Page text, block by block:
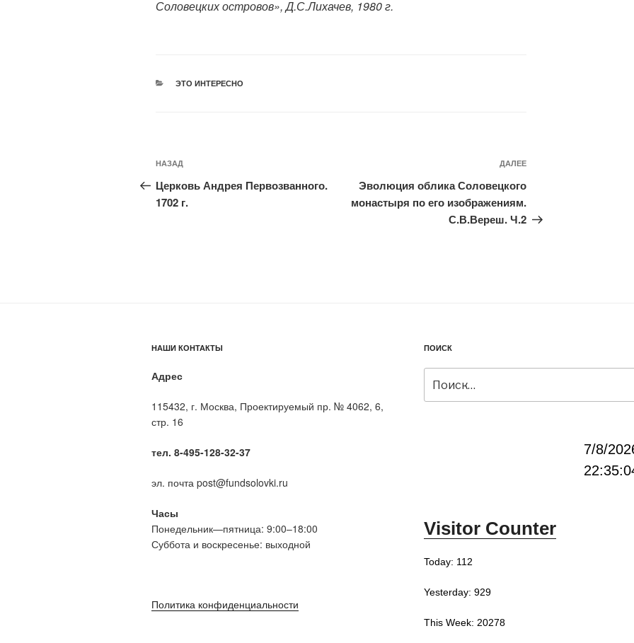
Соловецких островов», Д.С.Лихачев, 1980 г.
РУБРИКИ
ЭТО ИНТЕРЕСНО
Навигация
по
записям
Предыдущая
запись:
НАЗАД
Церковь Андрея Первозванного.
1702 г.
ДАЛЕЕ
Эволюция облика Соловецкого
монастыря по его изображениям.
С.В.Вереш. Ч.2
НАШИ КОНТАКТЫ
Адрес
115432, г. Москва, Проектируемый пр. № 4062, 6,
стр. 16
тел. 8-495-128-32-37
эл. почта post@fundsolovki.ru
Часы
Понедельник—пятница: 9:00–18:00
Суббота и воскресенье: выходной
Политика конфиденциальности
ПОИСК
7/8/
Visitor Counter
Today: 112
Yesterday: 929
This Week: 20278